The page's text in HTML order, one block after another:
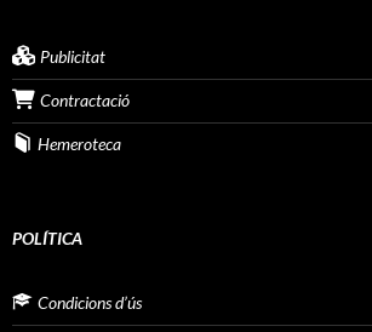
Publicitat
Contractació
Hemeroteca
POLÍTICA
Condicions d’ús